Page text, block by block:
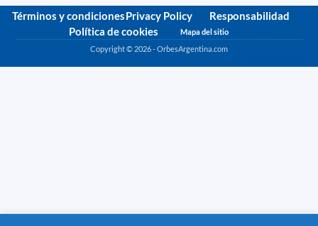
Términos y condicionesPrivacy Policy
Responsabilidad
Política de cookies
Mapa del sitio
Copyright © 2026 - OrbesArgentina.com